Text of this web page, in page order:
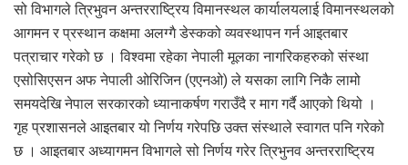
सो विभागले त्रिभुवन अन्तरराष्ट्रिय विमानस्थल कार्यालयलाई विमानस्थलको
आगमन र प्रस्थान कक्षमा अलग्गै डेस्कको व्यवस्थापन गर्न आइतबार
पत्राचार गरेको छ । विश्वमा रहेका नेपाली मूलका नागरिकहरुको संस्था
एसोसिएसन अफ नेपाली ओरिजिन (एएनओ) ले यसका लागि निकै लामो
समयदेखि नेपाल सरकारको ध्यानाकर्षण गराउँदै र माग गर्दै आएको थियो ।
गृह प्रशासनले आइतबार यो निर्णय गरेपछि उक्त संस्थाले स्वागत पनि गरेको
छ । आइतबार अध्यागमन विभागले सो निर्णय गरेर त्रिभुनव अन्तरराष्ट्रिय